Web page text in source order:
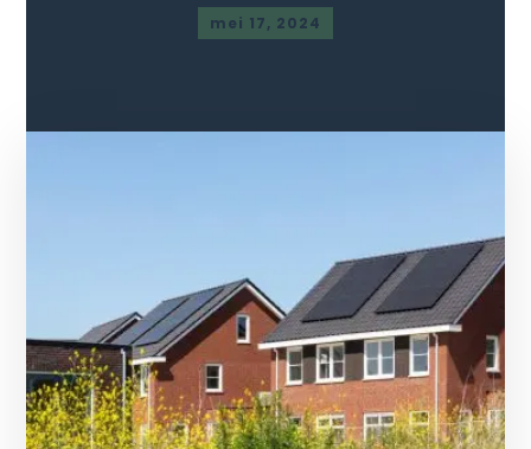
mei 17, 2024